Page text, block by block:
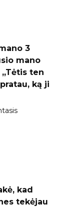
3
mano
ten
ką ji
kad
tekėjau